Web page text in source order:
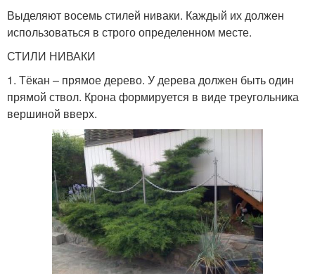
Выделяют восемь стилей ниваки. Каждый их должен
использоваться в строго определенном месте.
СТИЛИ НИВАКИ
1. Тёкан – прямое дерево. У дерева должен быть один
прямой ствол. Крона формируется в виде треугольника
вершиной вверх.